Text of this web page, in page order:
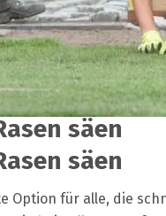
säen
säen
Option für alle, die